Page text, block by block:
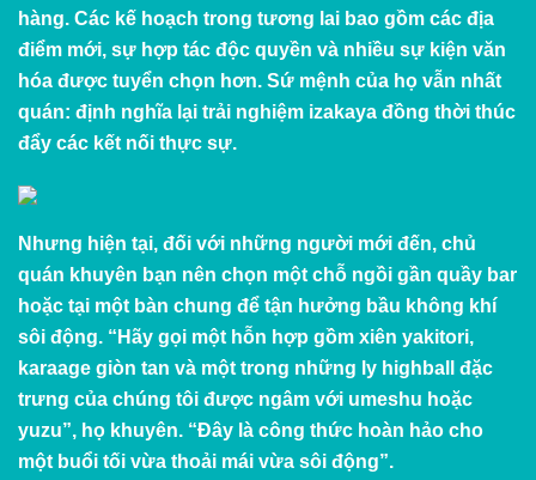
hàng. Các kế hoạch trong tương lai bao gồm các địa
điểm mới, sự hợp tác độc quyền và nhiều sự kiện văn
hóa được tuyển chọn hơn. Sứ mệnh của họ vẫn nhất
quán: định nghĩa lại trải nghiệm izakaya đồng thời thúc
đẩy các kết nối thực sự.
Nhưng hiện tại, đối với những người mới đến, chủ
quán khuyên bạn nên chọn một chỗ ngồi gần quầy bar
hoặc tại một bàn chung để tận hưởng bầu không khí
sôi động. “Hãy gọi một hỗn hợp gồm xiên yakitori,
karaage giòn tan và một trong những ly highball đặc
trưng của chúng tôi được ngâm với umeshu hoặc
yuzu”, họ khuyên. “Đây là công thức hoàn hảo cho
một buổi tối vừa thoải mái vừa sôi động”.